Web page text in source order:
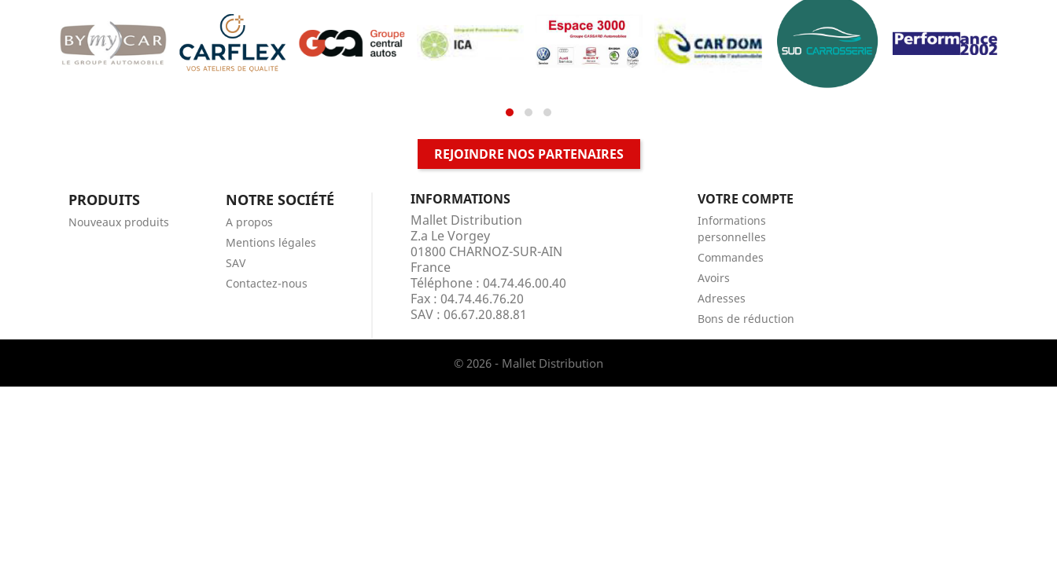
REJOINDRE NOS PARTENAIRES
PRODUITS
Nouveaux produits
NOTRE SOCIÉTÉ
A propos
Mentions légales
SAV
Contactez-nous
INFORMATIONS
Mallet Distribution
Z.a Le Vorgey
01800 CHARNOZ-SUR-AIN
France
Téléphone : 04.74.46.00.40
Fax : 04.74.46.76.20
SAV : 06.67.20.88.81
VOTRE COMPTE
Informations
personnelles
Commandes
Avoirs
Adresses
Bons de réduction
© 2026 - Mallet Distribution